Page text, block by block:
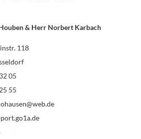
& Herr Norbert Karbach
118
05
55